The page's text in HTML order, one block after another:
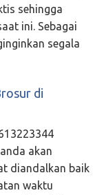
sehingga
ini. Sebagai
segala
di
akan
diandalkan baik
waktu